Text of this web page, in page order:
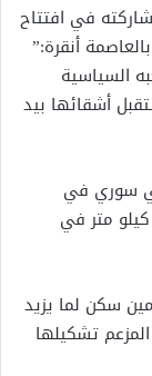
في افتتاح
أنقرة:”
السياسية
أشقائها بيد
سوري في
المنطقة الآمنة المزمع تشكيلها على عمق 30 كيلو متر في
سكن لما يزيد
تشكيلها